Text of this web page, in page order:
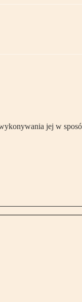
jej w